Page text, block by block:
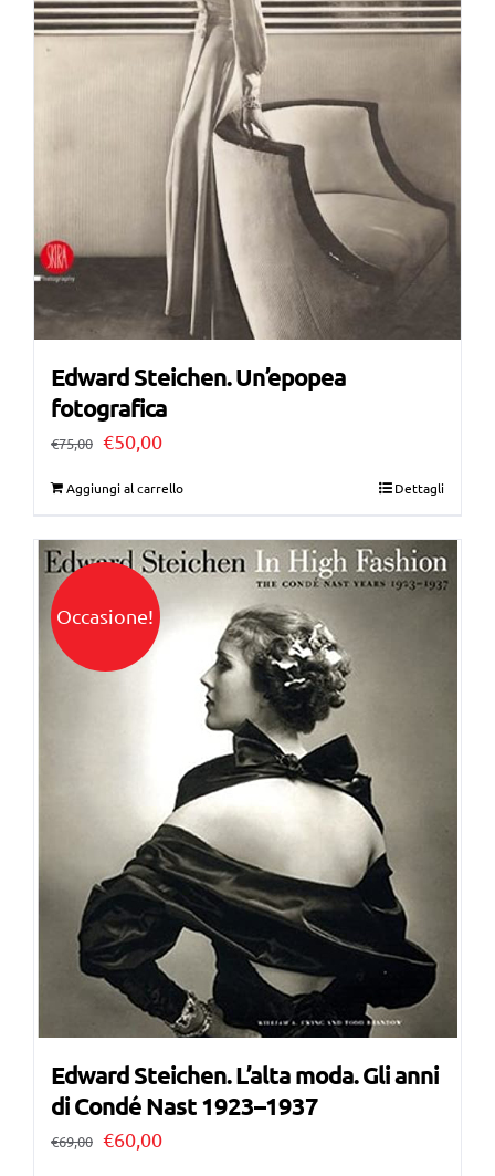
Edward Steichen. Un’epopea
fotografica
€75,00 Il
era:
€75,00.
€50,00Il
è:
€50,00.
Aggiungi al carrello Dettagli
Occasione!
Edward Steichen. L’alta moda. Gli anni
di Condé Nast 1923–1937
€69,00 Il
€60,00Il